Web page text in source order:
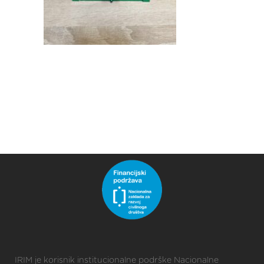
IRIM je korisnik institucionalne podrške Nacionalne